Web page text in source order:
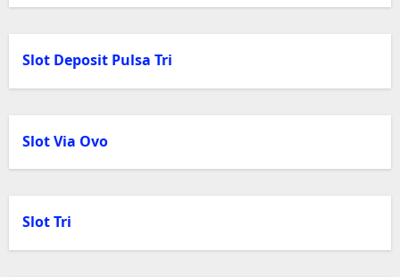
Slot Deposit Pulsa Tri
Slot Via Ovo
Slot Tri